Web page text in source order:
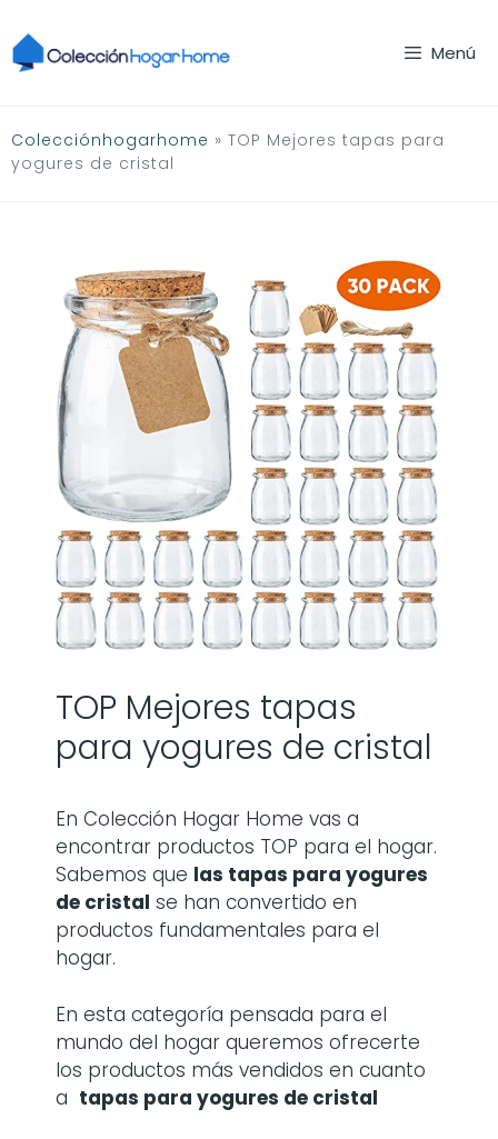
al
contenido
Menú
Colecciónhogarhome » TOP Mejores tapas para
yogures de cristal
TOP Mejores tapas
para yogures de cristal
En Colección Hogar Home vas a
encontrar productos TOP para el hogar.
Sabemos que las tapas para yogures
de cristal se han convertido en
productos fundamentales para el
hogar.
En esta categoría pensada para el
mundo del hogar queremos ofrecerte
los productos más vendidos en cuanto
a tapas para yogures de cristal